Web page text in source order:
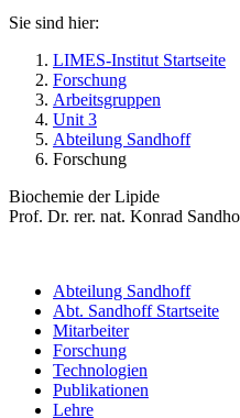
Sie sind hier:
LIMES-Institut Startseite
Forschung
Arbeitsgruppen
Unit 3
Abteilung Sandhoff
Forschung
Biochemie der Lipide
Prof. Dr. rer. nat. Konrad
Abteilung Sandhoff
Abt. Sandhoff Startseite
Mitarbeiter
Forschung
Technologien
Publikationen
Lehre